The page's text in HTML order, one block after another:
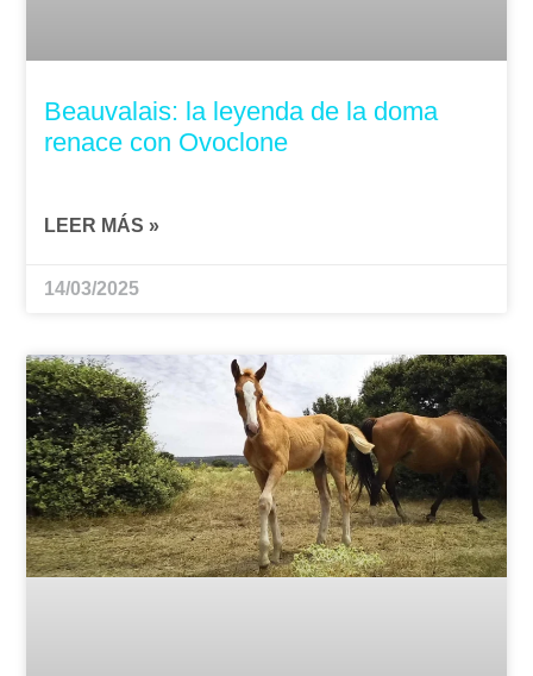
Beauvalais: la leyenda de la doma
renace con Ovoclone
LEER MÁS »
14/03/2025